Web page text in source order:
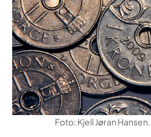
Foto: Kjell Jøran